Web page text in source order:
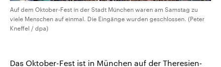
Auf dem Oktober-Fest in der Stadt München waren am Samstag zu
viele Menschen auf einmal. Die Eingänge wurden geschlossen. (Peter
Kneffel / dpa)
Das Oktober-Fest ist in München auf der Theresien-